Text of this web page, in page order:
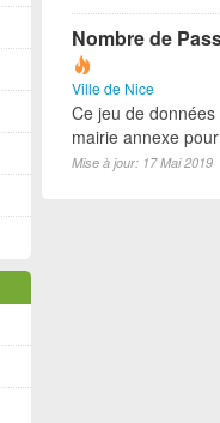
Nombre de
Ville de Nice
Ce jeu de
mairie annexe
Mise à jour: 17 Mai 2019